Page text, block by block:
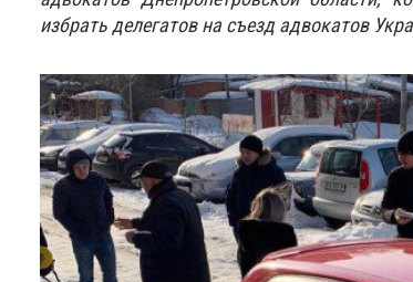
избрать делегатов на съезд адвокатов